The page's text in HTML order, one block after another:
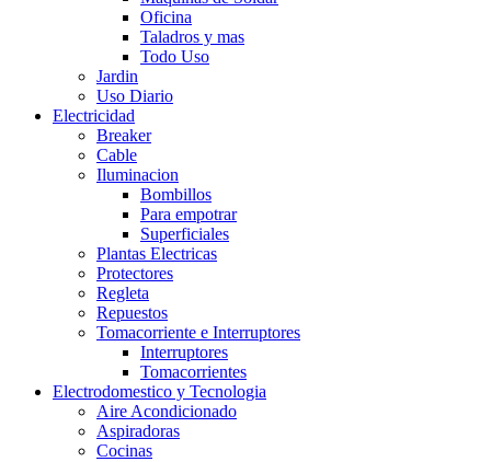
Oficina
Taladros y mas
Todo Uso
Jardin
Uso Diario
Electricidad
Breaker
Cable
Iluminacion
Bombillos
Para empotrar
Superficiales
Plantas Electricas
Protectores
Regleta
Repuestos
Tomacorriente e Interruptores
Interruptores
Tomacorrientes
Electrodomestico y Tecnologia
Aire Acondicionado
Aspiradoras
Cocinas